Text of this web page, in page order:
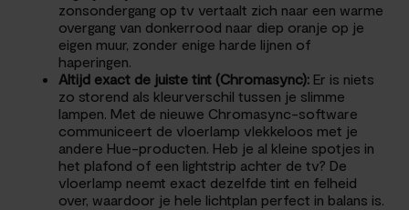
zonsondergang op tv vertaalt zich naar een warme
overgang van donkerrood naar diep oranje op je
eigen muur, zonder enige harde lijnen of
haperingen.
Altijd exact de juiste tint (Chromasync): Er is niets
zo storend als kleurverschil tussen je slimme
lampen. Met de nieuwe Chromasync-software
communiceert de vloerlamp vlekkeloos met je
andere Hue-producten. Heb je al kleine spotjes in
het plafond of een lightstrip achter de tv? De
vloerlamp neemt exact dezelfde tint en felheid
over, waardoor je hele lichtplan perfect in balans is.